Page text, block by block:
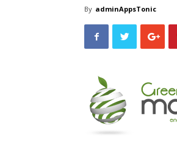
By adminAppsTonic